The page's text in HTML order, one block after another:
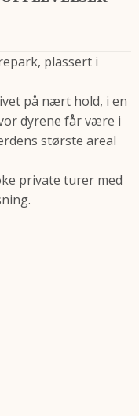
plassert i
på nært hold, i en
dyrene får være i
største areal
private turer med